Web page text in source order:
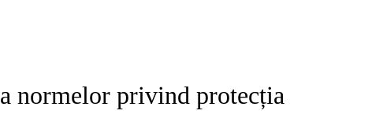
normelor privind protecția